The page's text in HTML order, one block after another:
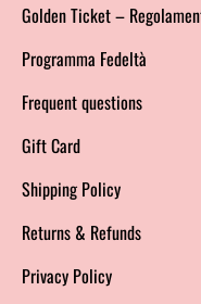
Golden Ticket –
Programma Fedeltà
Frequent questions
Gift Card
Shipping Policy
Returns & Refunds
Privacy Policy